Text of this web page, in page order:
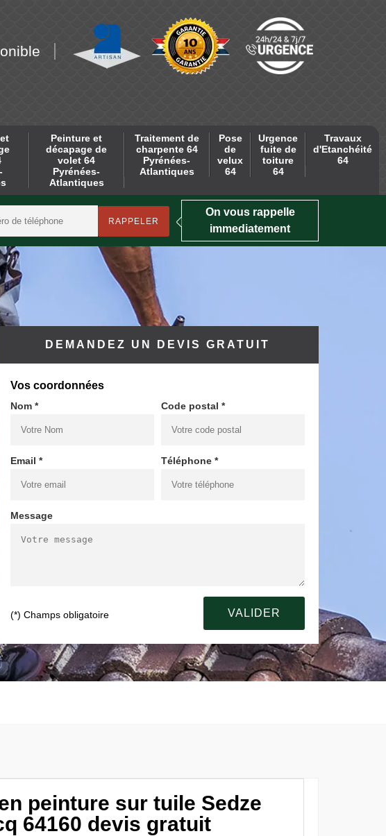
Peinture et
décapage de
volet 64
Pyrénées-
Atlantiques
Traitement de
charpente 64
Pyrénées-
Atlantiques
Pose
de
velux
64
Urgence
fuite de
toiture
64
Travaux
d'Etanchéité
64
On vous rappelle
immediatement
DEMANDEZ UN DEVIS GRATUIT
Vos coordonnées
Nom * Code postal *
Email * Téléphone *
Message
(*) Champs obligatoire
peinture sur tuile Sedze
64160 devis gratuit